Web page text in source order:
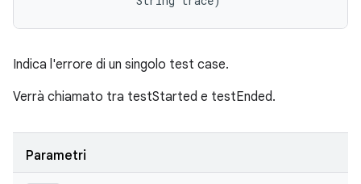
Indica l'errore di un singolo test case.
Verrà chiamato tra testStarted e testEnded.
Parametri